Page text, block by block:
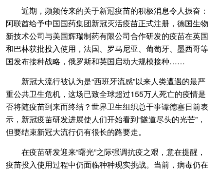
近期，频频传来的关于新冠疫苗的积极消息令人振奋：
阿联酋给予中国国药集团新冠灭活疫苗正式注册，德国生物
新技术公司与美国辉瑞制药有限公司合作研发的疫苗在英国
和巴林获批投入使用，法国、罗马尼亚、葡萄牙、墨西哥等
国发布接种战略，俄罗斯和英国启动大规模接种……
新冠大流行被认为是“西班牙流感”以来人类遭遇的最严
重公共卫生危机，这场已致全球超过155万人死亡的疫情是
否将随疫苗到来而终结？世界卫生组织总干事谭德塞日前表
示，新冠疫苗研发进展使人们开始看到“隧道尽头的光芒”，
但要结束新冠大流行仍有很长的路要走。
在疫苗研发迎来“曙光”之际强调抗疫之艰，意在提醒，
疫苗投入使用过程中仍面临种种现实挑战。当前，病毒仍在